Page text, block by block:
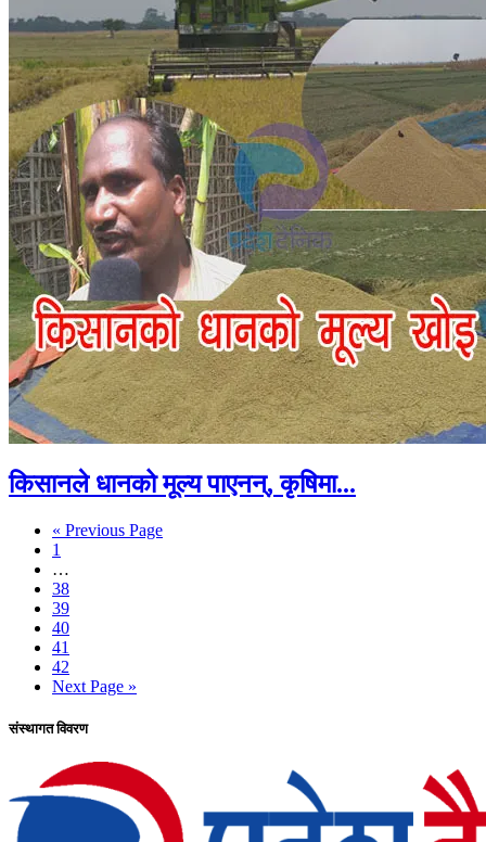
किसानले धानको मूल्य पाएनन्, कृषिमा...
« Previous Page
1
…
38
39
40
41
42
Next Page »
संस्थागत विवरण